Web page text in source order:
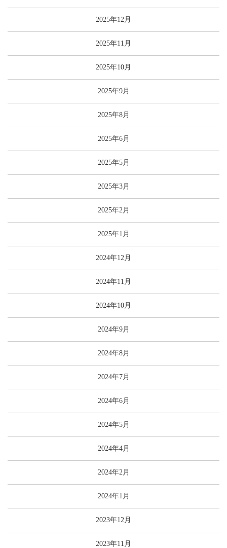
2025年12月
2025年11月
2025年10月
2025年9月
2025年8月
2025年6月
2025年5月
2025年3月
2025年2月
2025年1月
2024年12月
2024年11月
2024年10月
2024年9月
2024年8月
2024年7月
2024年6月
2024年5月
2024年4月
2024年2月
2024年1月
2023年12月
2023年11月